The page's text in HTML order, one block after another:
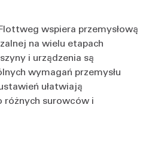
wspiera przemysłową
na wielu etapach
i urządzenia są
wymagań przemysłu
ułatwiają
różnych surowców i